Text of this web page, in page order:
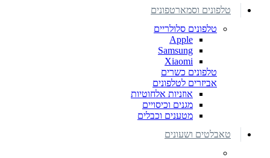
טלפונים וסמארטפונים
טלפונים סלולריים
Apple
Samsung
Xiaomi
טלפונים כשרים
אביזרים לטלפונים
אוזניות אלחוטיות
מגנים וכיסויים
מטענים וכבלים
טאבלטים ושעונים